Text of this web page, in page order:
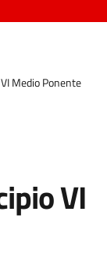
Medio Ponente
VI